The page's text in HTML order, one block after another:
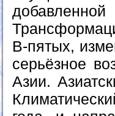
В-пятых,
серьёзное
Азии.